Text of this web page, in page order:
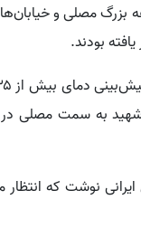
مصلی و
بودند.
به سمت مصلی